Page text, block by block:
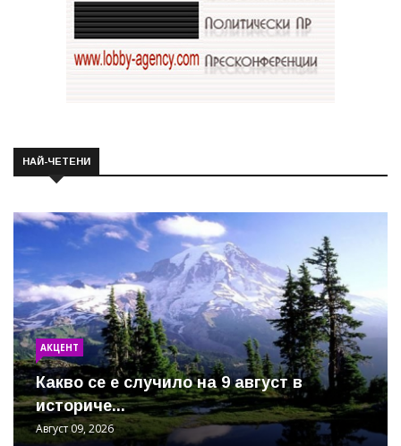
НАЙ-ЧЕТЕНИ
АКЦЕНТ
Какво се е случило на 9 август в
историче...
Август 09, 2026